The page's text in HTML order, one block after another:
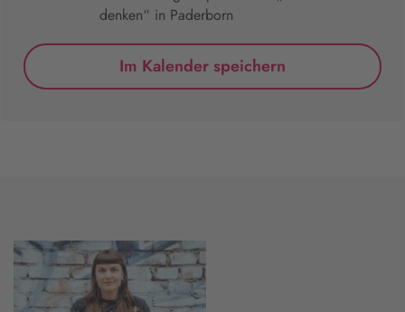
denken“ in Paderborn
Im Kalender speichern